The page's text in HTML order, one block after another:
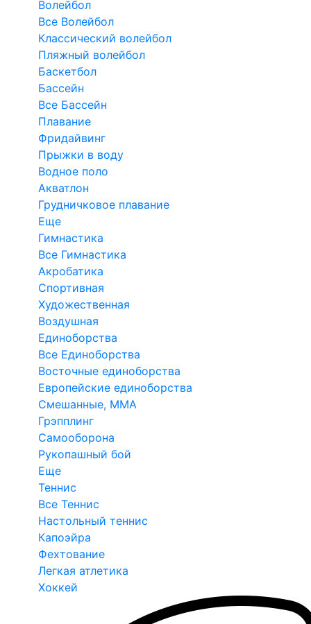
Волейбол
Все Волейбол
Классический волейбол
Пляжный волейбол
Баскетбол
Бассейн
Все Бассейн
Плавание
Фридайвинг
Прыжки в воду
Водное поло
Акватлон
Грудничковое плавание
Еще
Гимнастика
Все Гимнастика
Акробатика
Спортивная
Художественная
Воздушная
Единоборства
Все Единоборства
Восточные единоборства
Европейские единоборства
Смешанные, ММА
Грэпплинг
Самооборона
Рукопашный бой
Еще
Теннис
Все Теннис
Настольный теннис
Капоэйра
Фехтование
Легкая атлетика
Хоккей